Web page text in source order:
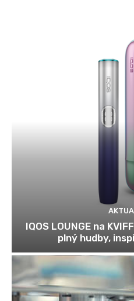
IQOS LOUNGE na
plný hudby,